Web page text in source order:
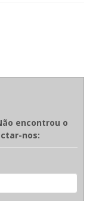
encontrou o
nos: